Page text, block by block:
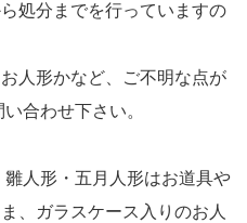
処分までを行っていますの
人形かなど、ご不明な点が
合わせ下さい。
人形・五月人形はお道具や
、ガラスケース入りのお人